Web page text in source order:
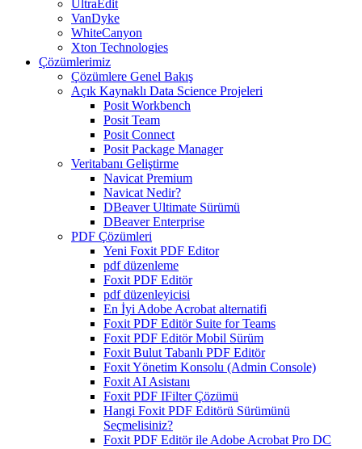
UltraEdit
VanDyke
WhiteCanyon
Xton Technologies
Çözümlerimiz
Çözümlere Genel Bakış
Açık Kaynaklı Data Science Projeleri
Posit Workbench
Posit Team
Posit Connect
Posit Package Manager
Veritabanı Geliştirme
Navicat Premium
Navicat Nedir?
DBeaver Ultimate Sürümü
DBeaver Enterprise
PDF Çözümleri
Yeni Foxit PDF Editor
pdf düzenleme
Foxit PDF Editör
pdf düzenleyicisi
En İyi Adobe Acrobat alternatifi
Foxit PDF Editör Suite for Teams
Foxit PDF Editör Mobil Sürüm
Foxit Bulut Tabanlı PDF Editör
Foxit Yönetim Konsolu (Admin Console)
Foxit AI Asistanı
Foxit PDF IFilter Çözümü
Hangi Foxit PDF Editörü Sürümünü
Seçmelisiniz?
Foxit PDF Editör ile Adobe Acrobat Pro DC